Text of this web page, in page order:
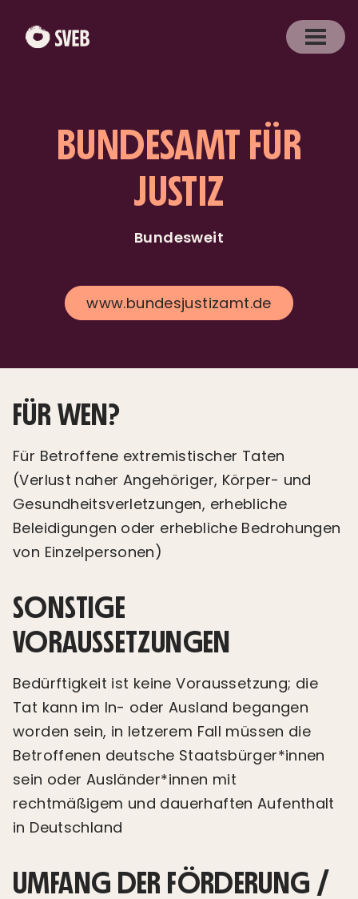
BUNDESAMT FÜR
JUSTIZ
Bundesweit
www.bundesjustizamt.de
FÜR WEN?
Für Betroffene extremistischer Taten
(Verlust naher Angehöriger, Körper- und
Gesundheitsverletzungen, erhebliche
Beleidigungen oder erhebliche Bedrohungen
von Einzelpersonen)
SONSTIGE
VORAUSSETZUNGEN
Bedürftigkeit ist keine Voraussetzung; die
Tat kann im In- oder Ausland begangen
worden sein, in letzerem Fall müssen die
Betroffenen deutsche Staatsbürger*innen
sein oder Ausländer*innen mit
rechtmäßigem und dauerhaften Aufenthalt
in Deutschland
UMFANG DER FÖRDERUNG /